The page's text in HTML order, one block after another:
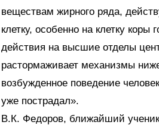
веществам жирного ряда,
клетку, особенно на клетку
действия на высшие отделы
растормаживает механизмы
возбужденное поведение
уже пострадал».
В.К. Федоров, ближайший